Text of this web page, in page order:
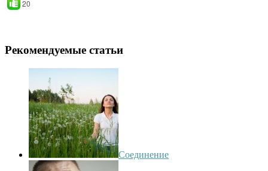
20
Рекомендуемые статьи
Соединение